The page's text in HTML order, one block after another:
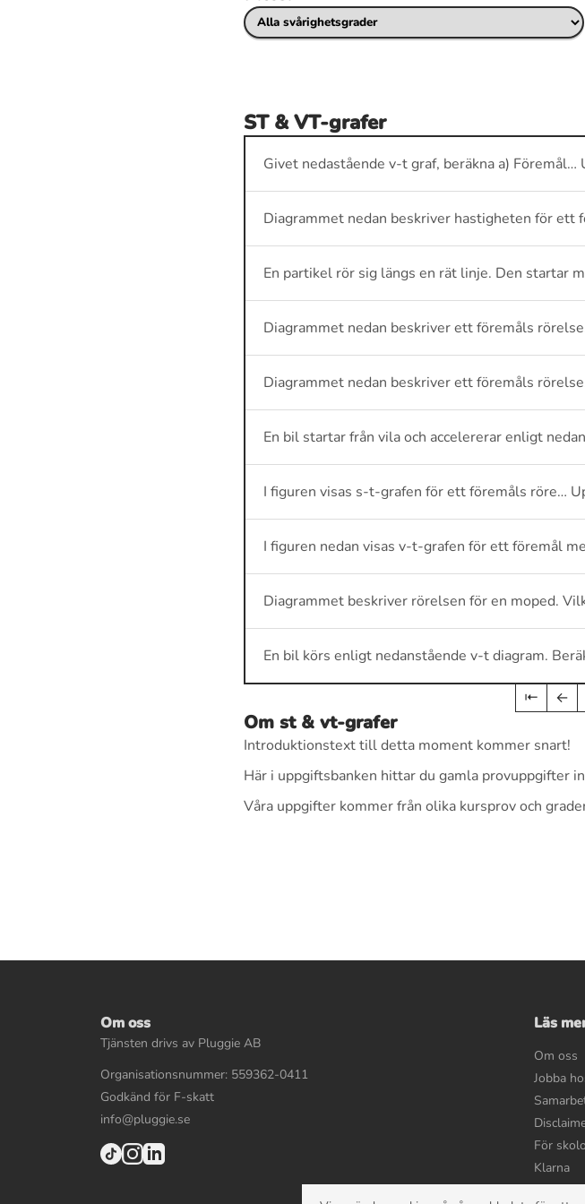
ST & VT-grafer
Givet nedastående v-t graf, beräkna a) Föremål…
Diagrammet nedan beskriver hastigheten för ett
En partikel rör sig längs en rät linje. Den startar
Diagrammet nedan beskriver ett föremåls
Diagrammet nedan beskriver ett föremåls
En bil startar från vila och accelererar enligt
I figuren visas s-t-grafen för ett föremåls röre…
I figuren nedan visas v-t-grafen för ett föremål
Diagrammet beskriver rörelsen för en moped.
En bil körs enligt nedanstående v-t diagram.
⇤ ←
Om st & vt-grafer
Introduktionstext till detta moment kommer snart!
Här i uppgiftsbanken hittar du gamla provuppgifter
Våra uppgifter kommer från olika kursprov och
Om oss
Tjänsten drivs av Pluggie AB
Organisationsnummer: 559362-0411
Godkänd för F-skatt
info@pluggie.se
Läs
Om oss
Jobba
För
Klarna